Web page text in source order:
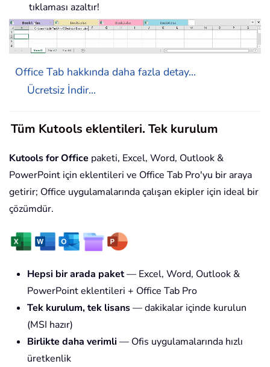
tıklaması azaltır!
Office Tab hakkında daha fazla detay...
Ücretsiz İndir...
Tüm Kutools eklentileri. Tek kurulum
Kutools for Office paketi, Excel, Word, Outlook &
PowerPoint için eklentileri ve Office Tab Pro'yu bir araya
getirir; Office uygulamalarında çalışan ekipler için ideal bir
çözümdür.
Hepsi bir arada paket— Excel, Word, Outlook &
PowerPoint eklentileri + Office Tab Pro
Tek kurulum, tek lisans— dakikalar içinde kurulun
(MSI hazır)
Birlikte daha verimli — Ofis uygulamalarında hızlı
üretkenlik